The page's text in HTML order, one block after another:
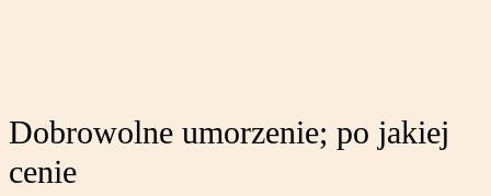
Dobrowolne umorzenie; po jakiej
cenie